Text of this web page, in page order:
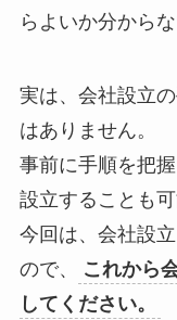
らよいか分から
実は、会社設立
はありません。
事前に手順を把
設立することも可
今回は、 会社設
ので、
これから
してください。